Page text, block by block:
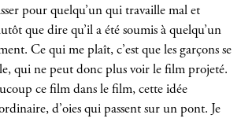
pour quelqu’un qui travaille mal et
que dire qu’il a été soumis à quelqu’un
Ce qui me plaît, c’est que les garçons se
qui ne peut donc plus voir le film projeté.
ce film dans le film, cette idée
d’oies qui passent sur un pont. Je